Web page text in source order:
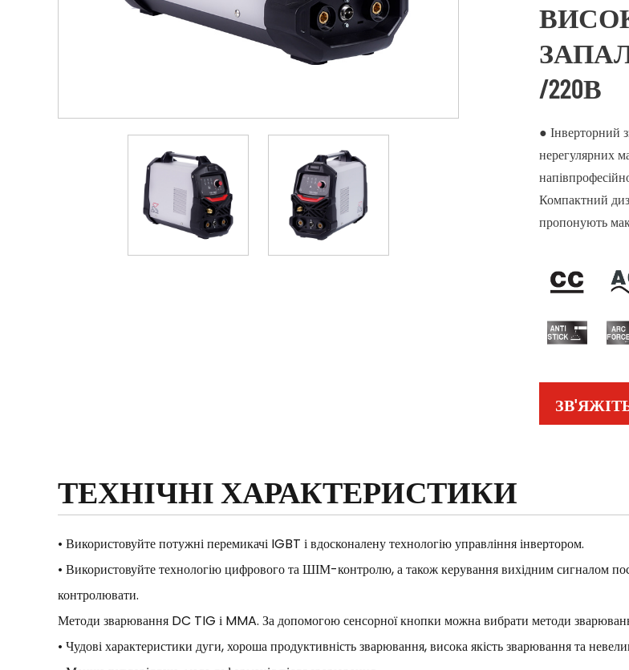
/220В
● Інверторний
нерегулярних
Компактний
пропонують
ТЕХНІЧНІ ХАРАКТЕРИСТИКИ
• Використовуйте потужні перемикачі IGBT і вдосконалену технологію управління інвертором.
• Використовуйте технологію цифрового та ШІМ-контролю, а також керування вихідним сигналом
контролювати.
Методи зварювання DC TIG і MMA. За допомогою сенсорної кнопки можна вибрати методи
• Чудові характеристики дуги, хороша продуктивність зварювання, висока якість зварювання та